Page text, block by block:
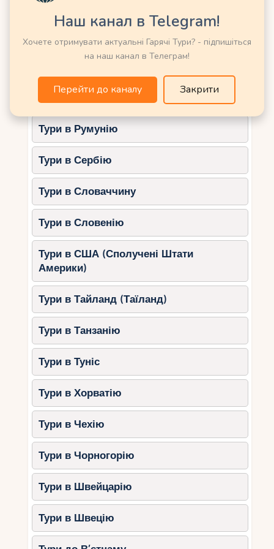
Порада
: Вибирайте місця ближче до
сцени, щоб діти могли краще бачити
виступи.
Нормандія: історія та
пригоди
Пляжі висадки союзників
Чим цікаві: екскурсії на пляжі
Нормандії розкажуть дітям про Другу
світову війну та подвиги солдатів.
Порада: Вибирайте інтерактивні
екскурсії, щоб діти могли краще
Мон-Сен-Мішель
Чим цікавий
здається справжньою казкою. Для
дітей організовують екскурсії із
Порада: приїжджайте вранці, щоб
Ферми Нормандії
Чим цікаві: діти можуть
познайомитися із сільським
господарством, побачити корів,
Порада : уточнюйте розклад
екскурсій заздалегідь.
Французькі Альпи: активний
відпочинок
Тури в Німеччину
Тури в ОАЕ (Емірати)
Тури в Румунію
Тури в Сербію
Тури в Словаччину
Тури в Словенію
Тури в США (Сполучені Штати
Америки)
Тури в Тайланд (Таїланд)
Тури в Танзанію
Тури в Туніс
Тури в Хорватію
Тури в Чехію
Тури в Чорногорію
Тури в Швейцарію
Тури в Швецію
Наш канал в Telegram!
Хочете отримувати актуальні Гарячі Тури? - підпишіться
на наш канал в Телеграм!
Перейти до каналу Закрити